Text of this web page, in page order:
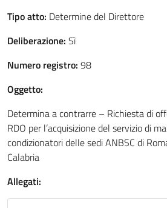
Tipo atto: Determine del Direttore
Deliberazione: Sì
Numero registro: 98
Oggetto:
Determina a contrarre – Richiesta di
RDO per l’acquisizione del servizio di
condizionatori delle sedi ANBSC di
Calabria
Allegati: